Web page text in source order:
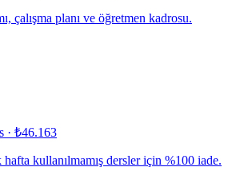
çalışma planı ve öğretmen kadrosu.
· ₺46.163
kullanılmamış dersler için %100 iade.